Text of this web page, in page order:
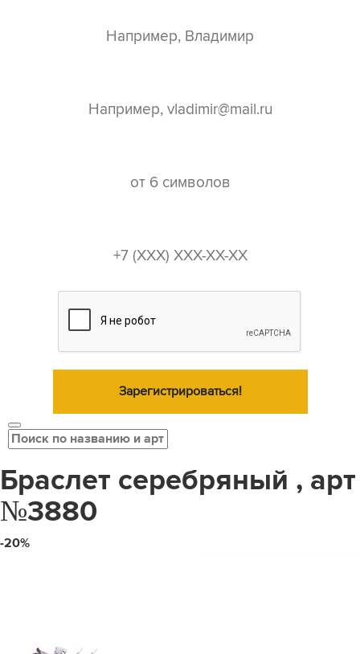
Зарегистрироваться!
Браслет серебряный , арт
№3880
-20%